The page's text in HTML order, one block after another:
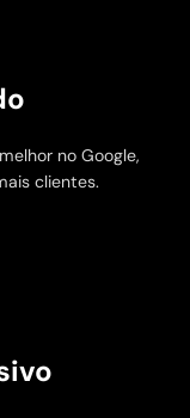
no Google,
clientes.